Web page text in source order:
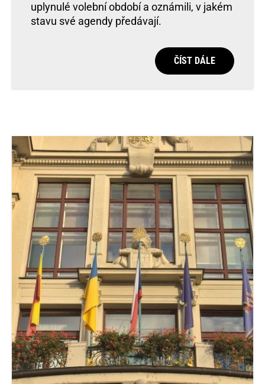
uplynulé volební období a oznámili, v jakém
stavu své agendy předávají.
ČÍST DÁLE